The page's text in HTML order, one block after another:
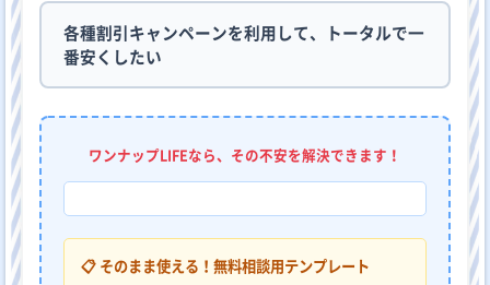
各種割引キャンペーンを利用して、トータルで一
番安くしたい
ワンナップLIFEなら、その不安を解決できます！
📋 そのまま使える！無料相談用テンプレート